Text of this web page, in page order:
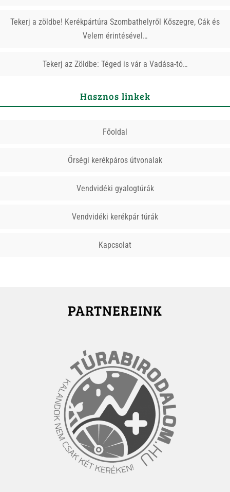
Tekerj a zöldbe! Kerékpártúra Szombathelyről Kőszegre, Cák és
Velem érintésével…
Tekerj az Zöldbe: Téged is vár a Vadása-tó…
Hasznos linkek
Főoldal
Őrségi kerékpáros útvonalak
Vendvidéki gyalogtúrák
Vendvidéki kerékpár túrák
Kapcsolat
PARTNEREINK